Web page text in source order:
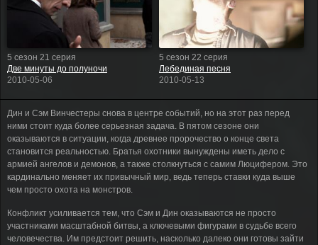
5 сезон 21 серия
Две минуты до полуночи
2010-05-06
5 сезон 22 серия
Лебединая песня
2010-05-13
Дин и Сэм Винчестеры снова в центре событий, но на этот раз перед
ними стоит куда более серьезная задача. В пятом сезоне они
оказываются в ситуации, когда древнее пророчество о конце света
становится реальностью. Братья охотники вынуждены иметь дело с
армией ангелов и демонов, а также столкнуться с самим Люцифером. Это
кардинально меняет их привычный мир, ведь теперь ставки куда выше
чем просто охота на монстров.
Конфликт усиливается тем, что Сэм и Дин оказываются не просто
участниками масштабной битвы, а ключевыми фигурами в судьбе всего
человечества. Им предстоит решить, насколько далеко они готовы зайти